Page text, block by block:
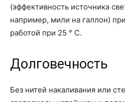
(эффективность источника
например, мили на галлон)
работой при 25 ° C.
Долговечность
Без нитей накаливания или